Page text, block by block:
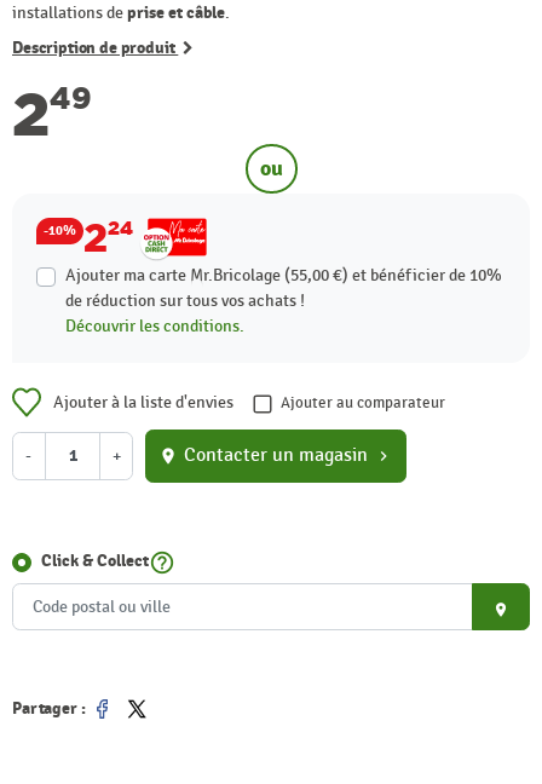
installations deprise et câble.
Description de produit
249
ou
-10% 224
Ajouter ma carte Mr.Bricolage (55,00 €) et bénéficier de 10%
de réduction sur tous vos achats !
Découvrir les conditions.
Ajouter à la liste d'envies Ajouter au comparateur
- + location_on Contacter un magasin chevron_right
Click & Collecthelp_outline
place
Partager :
Partager
Tweet